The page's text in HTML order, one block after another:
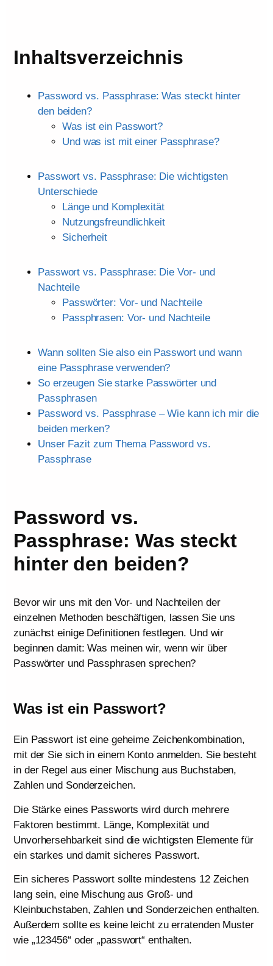
Inhaltsverzeichnis
Password vs. Passphrase: Was steckt hinter
den beiden?
Was ist ein Passwort?
Und was ist mit einer Passphrase?
Passwort vs. Passphrase: Die wichtigsten
Unterschiede
Länge und Komplexität
Nutzungsfreundlichkeit
Sicherheit
Passwort vs. Passphrase: Die Vor- und
Nachteile
Passwörter: Vor- und Nachteile
Passphrasen: Vor- und Nachteile
Wann sollten Sie also ein Passwort und wann
eine Passphrase verwenden?
So erzeugen Sie starke Passwörter und
Passphrasen
Password vs. Passphrase – Wie kann ich mir die
beiden merken?
Unser Fazit zum Thema Password vs.
Passphrase
Password vs.
Passphrase: Was steckt
hinter den beiden?
Bevor wir uns mit den Vor- und Nachteilen der
einzelnen Methoden beschäftigen, lassen Sie uns
zunächst einige Definitionen festlegen. Und wir
beginnen damit: Was meinen wir, wenn wir über
Passwörter und Passphrasen sprechen?
Was ist ein Passwort?
Ein Passwort ist eine geheime Zeichenkombination,
mit der Sie sich in einem Konto anmelden. Sie besteht
in der Regel aus einer Mischung aus Buchstaben,
Zahlen und Sonderzeichen.
Die Stärke eines Passworts wird durch mehrere
Faktoren bestimmt. Länge, Komplexität und
Unvorhersehbarkeit sind die wichtigsten Elemente für
ein starkes und damit sicheres Passwort.
Ein sicheres Passwort sollte mindestens 12 Zeichen
lang sein, eine Mischung aus Groß- und
Kleinbuchstaben, Zahlen und Sonderzeichen enthalten.
Außerdem sollte es keine leicht zu erratenden Muster
wie „123456“ oder „passwort“ enthalten.